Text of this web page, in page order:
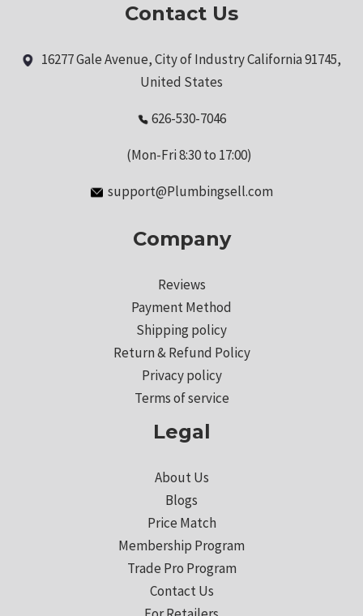
Contact Us
16277 Gale Avenue, City of Industry California 91745,
United States
626-530-7046
(Mon-Fri 8:30 to 17:00)
support@Plumbingsell.com
Company
Reviews
Payment Method
Shipping policy
Return & Refund Policy
Privacy policy
Terms of service
Legal
About Us
Blogs
Price Match
Membership Program
Trade Pro Program
Contact Us